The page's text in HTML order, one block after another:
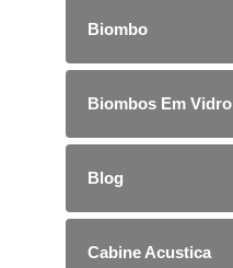
Biombo
Biombos Em Vidro
Blog
Cabine Acustica